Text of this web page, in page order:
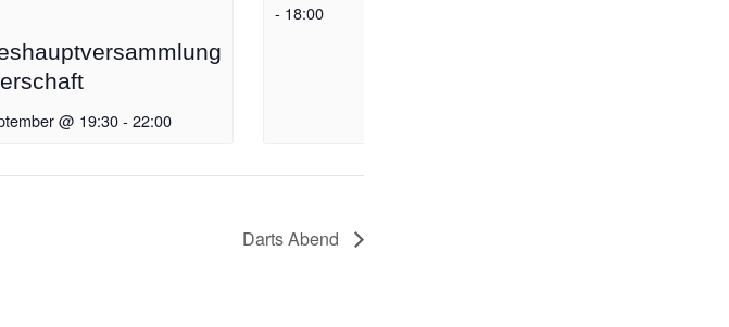
@ 19:30- 22:00
- 18:00
Darts Abend